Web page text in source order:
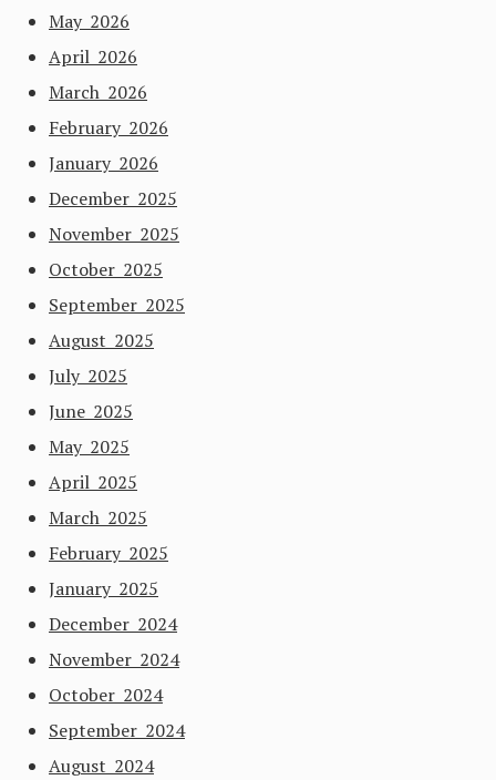
May 2026
April 2026
March 2026
February 2026
January 2026
December 2025
November 2025
October 2025
September 2025
August 2025
July 2025
June 2025
May 2025
April 2025
March 2025
February 2025
January 2025
December 2024
November 2024
October 2024
September 2024
August 2024